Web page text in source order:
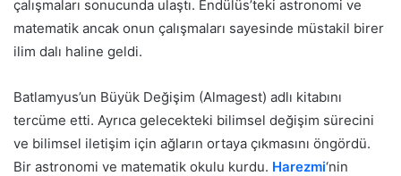
çalışmaları sonucunda ulaştı. Endülüs’teki astronomi ve
matematik ancak onun çalışmaları sayesinde müstakil birer
ilim dalı haline geldi.
Batlamyus’un Büyük Değişim (Almagest) adlı kitabını
tercüme etti. Ayrıca gelecekteki bilimsel değişim sürecini
ve bilimsel iletişim için ağların ortaya çıkmasını öngördü.
Bir astronomi ve matematik okulu kurdu. Harezmi‘nin